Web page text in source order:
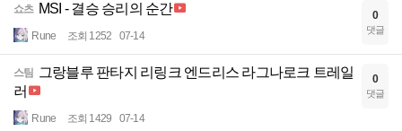
쇼츠 MSI - 결승 승리의 순간
Rune 조회 1252 07-14
0
댓글
스팀
그랑블루 판타지 리링크 엔드리스 라그나로크 트레일
러
Rune 조회 1429 07-14
0
댓글